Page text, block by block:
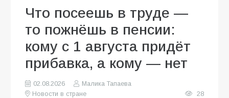
Что посеешь в труде —
то пожнёшь в пенсии:
кому с 1 августа придёт
прибавка, а кому — нет
02.08.2026
Малика Тапаева
Новости в стране
28